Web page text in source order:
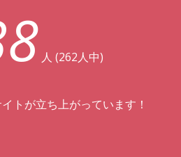
人 (262人中)
トが立ち上がっています！